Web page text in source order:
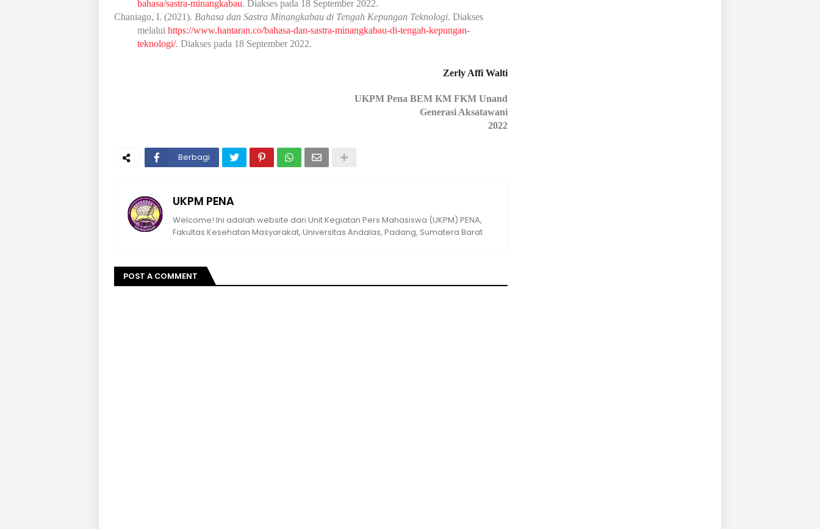
bahasa/sastra-minangkabau. Diakses pada 18 September 2022.
Chaniago, I. (2021). Bahasa dan Sastra Minangkabau di Tengah Kepungan Teknologi. Diakses
melalui https://www.hantaran.co/bahasa-dan-sastra-minangkabau-di-tengah-kepungan-
teknologi/. Diakses pada 18 September 2022.
Zerly Affi Walti
UKPM Pena BEM KM FKM Unand
Generasi Aksatawani
2022
Berbagi
UKPM PENA
Welcome! Ini adalah website dari Unit Kegiatan Pers Mahasiswa (UKPM) PENA,
Fakultas Kesehatan Masyarakat, Universitas Andalas, Padang, Sumatera Barat
POST A COMMENT